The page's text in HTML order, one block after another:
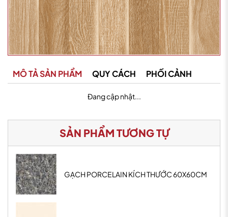
MÔ TẢ SẢN PHẨM QUY CÁCH PHỐI CẢNH
Đang cập nhật...
SẢN PHẨM TƯƠNG TỰ
GẠCH PORCELAIN KÍCH THƯỚC 60X60CM